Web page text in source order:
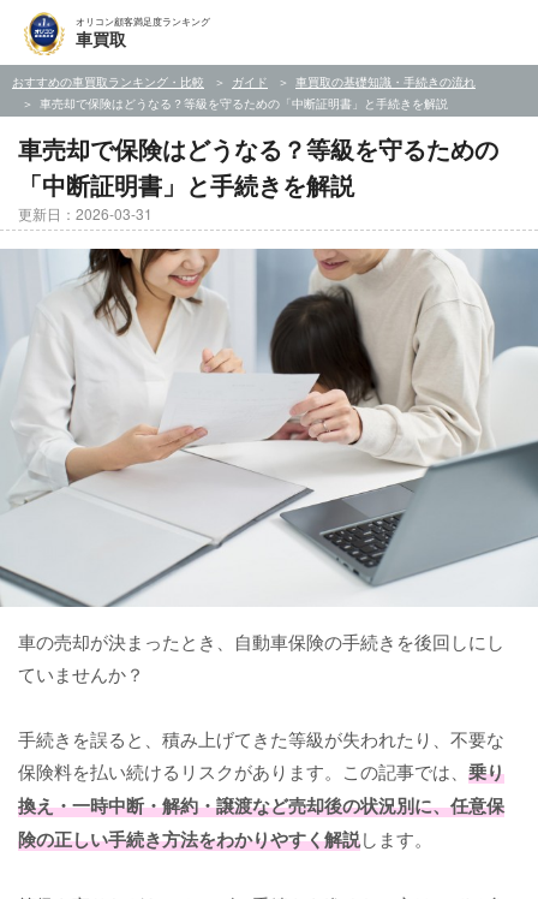
オリコン顧客満足度ランキング
車買取
おすすめの車買取ランキング・比較 ガイド
車買取の基礎知識・手続きの流れ
車売却で保険はどうなる？等級を守るための「中断証明書」と手続きを解説
車売却で保険はどうなる？等級を守るための
「中断証明書」と手続きを解説
更新日：2026-03-31
車の売却が決まったとき、自動車保険の手続きを後回しにし
ていませんか？
手続きを誤ると、積み上げてきた等級が失われたり、不要な
保険料を払い続けるリスクがあります。この記事では、 乗り
換え・一時中断・解約・譲渡など売却後の状況別に、任意保
険の正しい手続き方法をわかりやすく解説します。